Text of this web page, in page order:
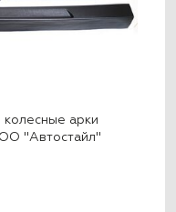
колесные арки
"Автостайл"